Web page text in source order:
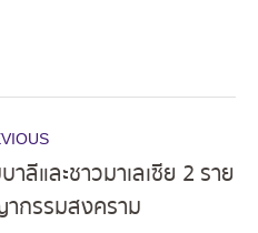
post:
และชาวมาเลเซีย 2 ราย
กรรมสงคราม